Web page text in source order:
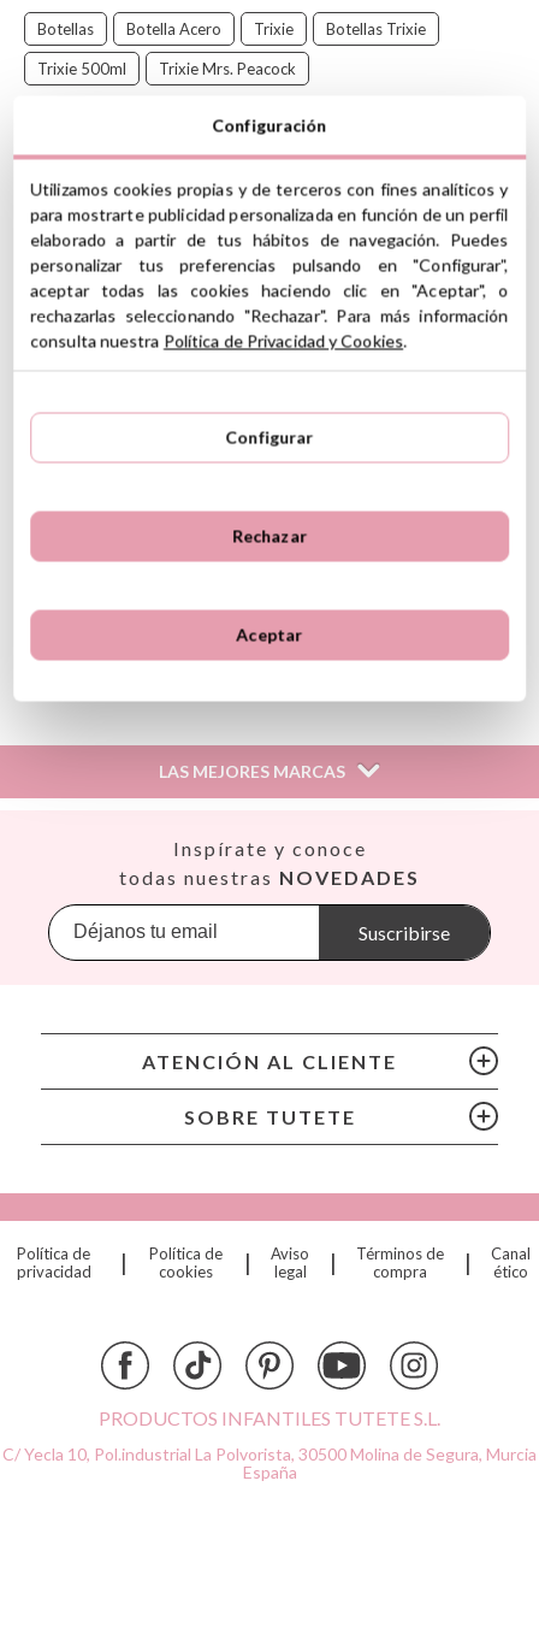
Botellas Botella Acero Trixie Botellas Trixie
Trixie 500ml Trixie Mrs. Peacock
Botella de acero inoxidable a prueba de fugas, con boquilla y
perfecta para que las manos de los peques puedan manipularla
con facilidad.
¡Ideal para llevarla a todos los días en la mochila!
Conoce toda la colecciónMrs. Peacockpinchando AQUÍ
cuerda 100% PES
Dimensiones: 20cm, diámetro 6,5cm
Capacidad: 500ml
No lleva ningún recubrimiento interior, ni químicos que alteren
Recomendamos limpiar a mano con agua tibia y jabón
ID 103912
Ver información GPSR
sobre Seguridad General de Productos (GPSR).
30500, Molina de Segura, Murcia
dpd@tutete.com
LAS MEJORES MARCAS
Banwood
BIBS
Cristina de Jos'h
Djeco
Inspírate y conoce
todas nuestras NOVEDADES
Suscribirse
ATENCIÓN AL CLIENTE
SOBRE TUTETE
Política de
privacidad
|
Política de
cookies
|
Aviso
legal
|
Términos de
compra
|
Canal
ético
PRODUCTOS INFANTILES TUTETE S.L.
C/ Yecla 10, Pol.industrial La Polvorista, 30500 Molina de Segura, Murcia
España
Configuración
Utilizamos cookies propias y de terceros con fines analíticos y
para mostrarte publicidad personalizada en función de un perfil
elaborado a partir de tus hábitos de navegación. Puedes
personalizar tus preferencias pulsando en "Configurar",
aceptar todas las cookies haciendo clic en "Aceptar", o
rechazarlas seleccionando "Rechazar". Para más información
consulta nuestra Política de Privacidad y Cookies.
Configurar
Rechazar
Aceptar